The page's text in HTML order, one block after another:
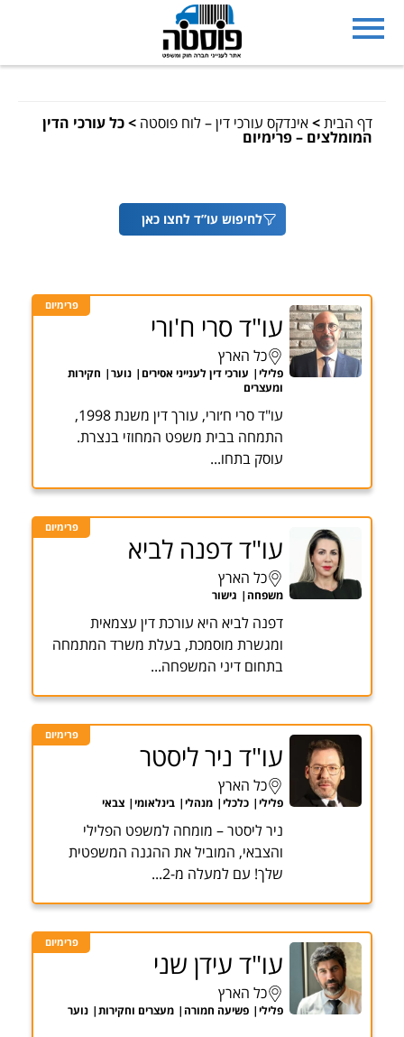
דף הבית>אינדקס עורכי דין – לוח פוסטה >כל עורכי הדין
המומלצים – פרימיום
לחיפוש עו”ד לחצו כאן
פרימיום
עו"ד סרי ח'ורי
כל הארץ
פלילי עורכי דין לענייני אסירים נוער
חקירות
ומעצרים
עו"ד סרי ח׳ורי, עורך דין משנת 1998,
התמחה בבית משפט המחוזי בנצרת.
עוסק בתחו...
פרימיום
עו"ד דפנה לביא
כל הארץ
משפחה גישור
דפנה לביא היא עורכת דין עצמאית
ומגשרת מוסמכת, בעלת משרד המתמחה
בתחום דיני המשפחה...
פרימיום
עו"ד ניר ליסטר
כל הארץ
פלילי כלכלי מנהלי בינלאומי צבאי
ניר ליסטר – מומחה למשפט הפלילי
והצבאי, המוביל את ההגנה המשפטית
שלך! עם למעלה מ-2...
פרימיום
עו"ד עידן שני
כל הארץ
פלילי פשיעה חמורה מעצרים וחקירות נוער